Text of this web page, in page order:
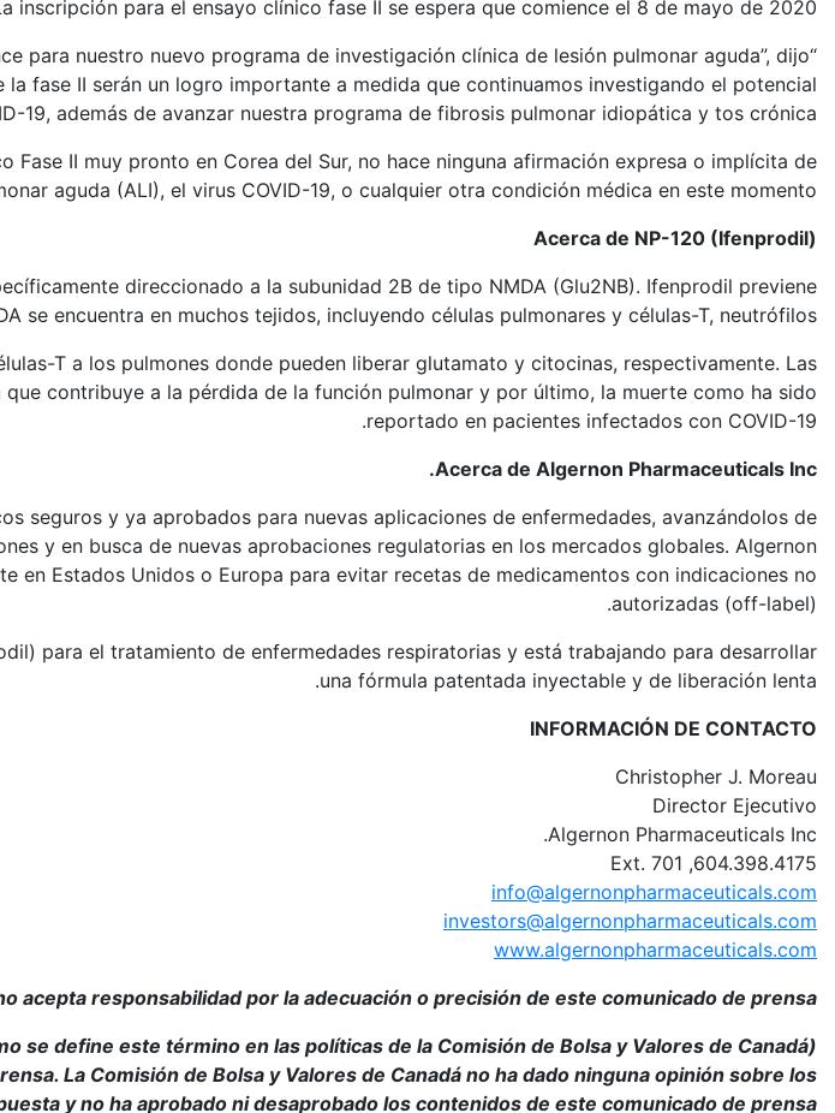
inscripción para el ensayo clínico fase II se espera que comience el 8 de mayo de 2020.
para nuestro nuevo programa de investigación clínica de lesión pulmonar aguda”, dijo
fase II serán un logro importante a medida que continuamos investigando el potencial
además de avanzar nuestra programa de fibrosis pulmonar idiopática y tos crónica”.
II muy pronto en Corea del Sur, no hace ninguna afirmación expresa o implícita de
aguda (ALI), el virus COVID-19, o cualquier otra condición médica en este momento.
Acerca de NP-120 (Ifenprodil)
direccionado a la subunidad 2B de tipo NMDA (Glu2NB). Ifenprodil previene
se encuentra en muchos tejidos, incluyendo células pulmonares y células-T, neutrófilos.
T a los pulmones donde pueden liberar glutamato y citocinas, respectivamente. Las
contribuye a la pérdida de la función pulmonar y por último, la muerte como ha sido
reportado en pacientes infectados con COVID-19.
Acerca de Algernon Pharmaceuticals Inc.
seguros y ya aprobados para nuevas aplicaciones de enfermedades, avanzándolos de
y en busca de nuevas aprobaciones regulatorias en los mercados globales. Algernon
Estados Unidos o Europa para evitar recetas de medicamentos con indicaciones no
autorizadas (off-label).
para el tratamiento de enfermedades respiratorias y está trabajando para desarrollar
una fórmula patentada inyectable y de liberación lenta.
INFORMACIÓN DE CONTACTO
Christopher J. Moreau
Director Ejecutivo
Algernon Pharmaceuticals Inc.
604.398.4175, Ext. 701
info@algernonpharmaceuticals.com
investors@algernonpharmaceuticals.com
www.algernonpharmaceuticals.com
acepta responsabilidad por la adecuación o precisión de este comunicado de prensa.
se define este término en las políticas de la Comisión de Bolsa y Valores de Canadá)
La Comisión de Bolsa y Valores de Canadá no ha dado ninguna opinión sobre los
y no ha aprobado ni desaprobado los contenidos de este comunicado de prensa.